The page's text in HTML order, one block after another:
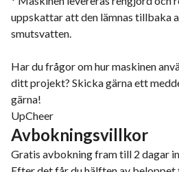
uppskattar att den lämnas tillbaka
smutsvatten.
Har du frågor om hur maskinen
ditt projekt? Skicka gärna ett
gärna!
UpCheer
Avbokningsvillkor
Gratis avbokning fram till 2 dagar